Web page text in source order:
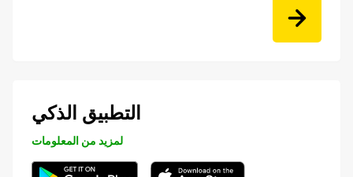
التطبيق الذكي
لمزيد من المعلومات